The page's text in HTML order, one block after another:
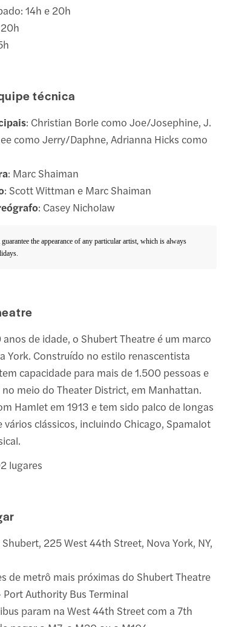
14h e 20h
técnica
: Christian Borle como Joe/Josephine, J.
como Jerry/Daphne, Adrianna Hicks como
: Marc Shaiman
: Scott Wittman e Marc Shaiman
: Casey Nicholaw
the appearance of any particular artist, which is always
de idade, o Shubert Theatre é um marco
York. Construído no estilo renascentista
capacidade para mais de 1.500 pessoas e
meio do Theater District, em Manhattan.
Hamlet em 1913 e tem sido palco de longas
vários clássicos, incluindo Chicago, Spamalot
lugares
Shubert, 225 West 44th Street, Nova York, NY,
de metrô mais próximas do Shubert Theatre
Authority Bus Terminal
param na West 44th Street com a 7th